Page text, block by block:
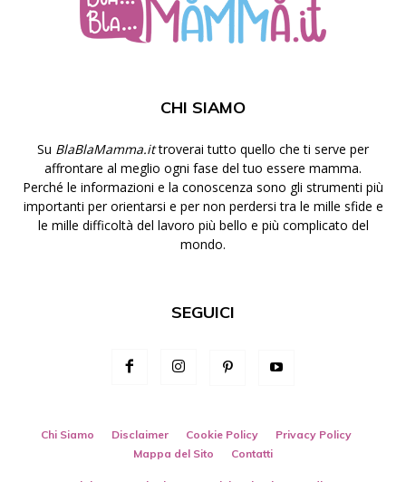
CHI SIAMO
Su BlaBlaMamma.ittroverai tutto quello che ti serve per
affrontare al meglio ogni fase del tuo essere mamma.
Perché le informazioni e la conoscenza sono gli strumenti più
importanti per orientarsi e per non perdersi tra le mille sfide e
le mille difficoltà del lavoro più bello e più complicato del
mondo.
SEGUICI
Chi Siamo Disclaimer Cookie Policy
Privacy Policy
Mappa del Sito
Contatti